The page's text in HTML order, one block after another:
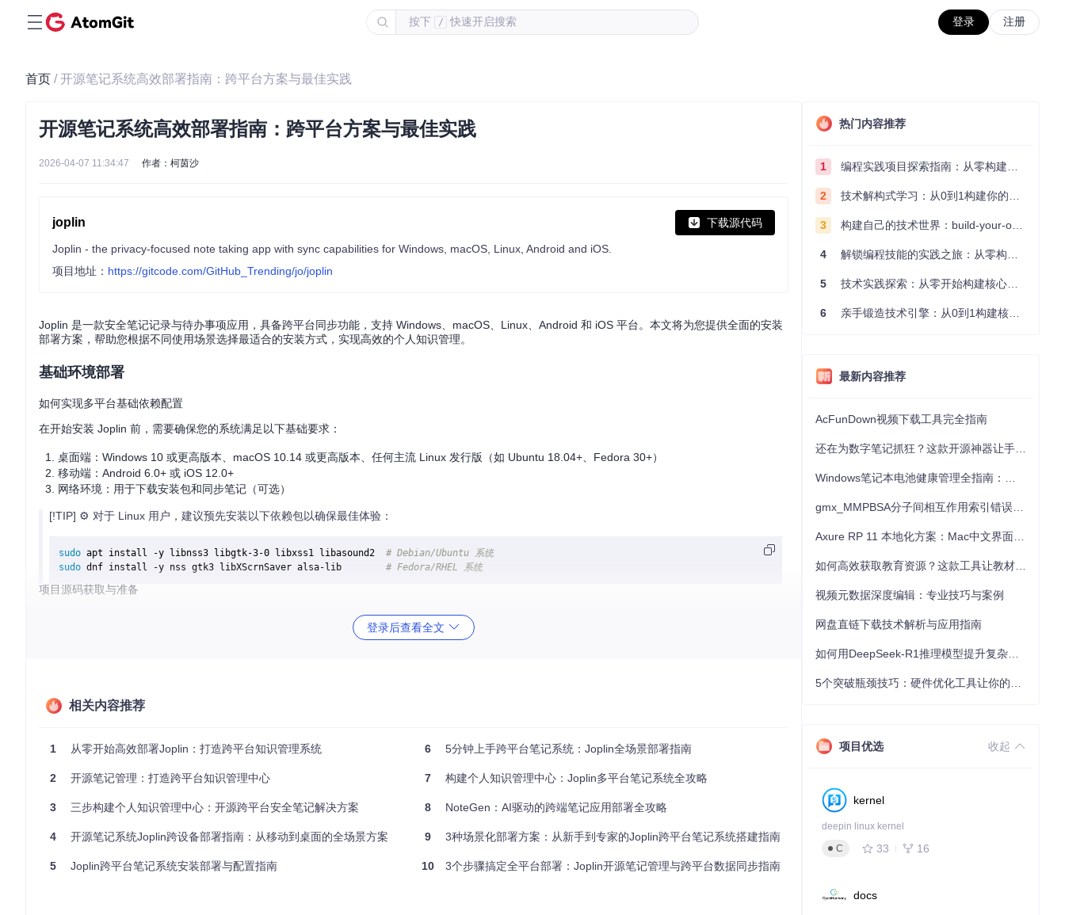
按下 / 快速开启搜索 登录 注册
首页 / 开源笔记系统高效部署指南：跨平台方案与最佳实践
开源笔记系统高效部署指南：跨平台方案与最佳实践
2026-04-07 11:34:47 作者：柯茵沙
joplin 下载源代码
Joplin - the privacy-focused note taking app with sync capabilities for Windows, macOS, Linux, Android and iOS.
项目地址： https://gitcode.com/GitHub_Trending/jo/joplin
Joplin 是一款安全笔记记录与待办事项应用，具备跨平台同步功能，支持 Windows、macOS、Linux、Android 和 iOS 平台。本文将为您提供全面的安装
部署方案，帮助您根据不同使用场景选择最适合的安装方式，实现高效的个人知识管理。
基础环境部署
如何实现多平台基础依赖配置
在开始安装 Joplin 前，需要确保您的系统满足以下基础要求：
桌面端：Windows 10 或更高版本、macOS 10.14 或更高版本、任何主流 Linux 发行版（如 Ubuntu 18.04+、Fedora 30+）
移动端：Android 6.0+ 或 iOS 12.0+
网络环境：用于下载安装包和同步笔记（可选）
[!TIP] ⚙️ 对于 Linux 用户，建议预先安装以下依赖包以确保最佳体验：
sudo apt install -y libnss3 libgtk-3-0 libxss1 libasound2 # Debian/Ubuntu 系统
sudo dnf install -y nss gtk3 libXScrnSaver alsa-lib # Fedora/RHEL 系统
项目源码获取与准备
如果您计划从源码构建或参与开发，可以通过以下步骤获取项目代码：
克隆项目仓库：
cd
登录后查看全文
相关内容推荐
1 从零开始高效部署Joplin：打造跨平台知识管理系统
2 开源笔记管理：打造跨平台知识管理中心
3 三步构建个人知识管理中心：开源跨平台安全笔记解决方案
4 开源笔记系统Joplin跨设备部署指南：从移动到桌面的全场景方案
5 Joplin跨平台笔记系统安装部署与配置指南
6 5分钟上手跨平台笔记系统：Joplin全场景部署指南
7 构建个人知识管理中心：Joplin多平台笔记系统全攻略
8 NoteGen：AI驱动的跨端笔记应用部署全攻略
9 3种场景化部署方案：从新手到专家的Joplin跨平台笔记系统搭建指南
10 3个步骤搞定全平台部署：Joplin开源笔记管理与跨平台数据同步指南
热门内容推荐
1 编程实践项目探索指南：从零构建技术能力体系
2 技术解构式学习：从0到1构建你的编程知识体系
3 构建自己的技术世界：build-your-own-x项目的实践探索指南
4 解锁编程技能的实践之旅：从零构建你的技术世界
5 技术实践探索：从零开始构建核心系统的实践指南
6 亲手锻造技术引擎：从0到1构建核心系统的实践指南
最新内容推荐
AcFunDown视频下载工具完全指南
视频元数据深度编辑：专业技巧与案例
网盘直链下载技术解析与应用指南
项目优选 收起
kernel
deepin linux kernel
C
33 16
docs